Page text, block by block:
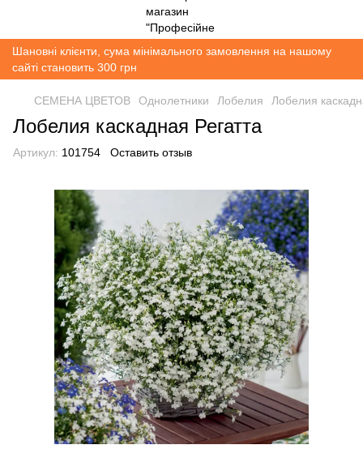
Шановні клієнти, сума мінімального замовлення на нашому
сайті становить 300 грн
СЕМЕНА ЦВЕТОВ Однолетники Лобелия Лобелия
Лобелия каскадная Регатта
Артикул: 101754 Оставить отзыв